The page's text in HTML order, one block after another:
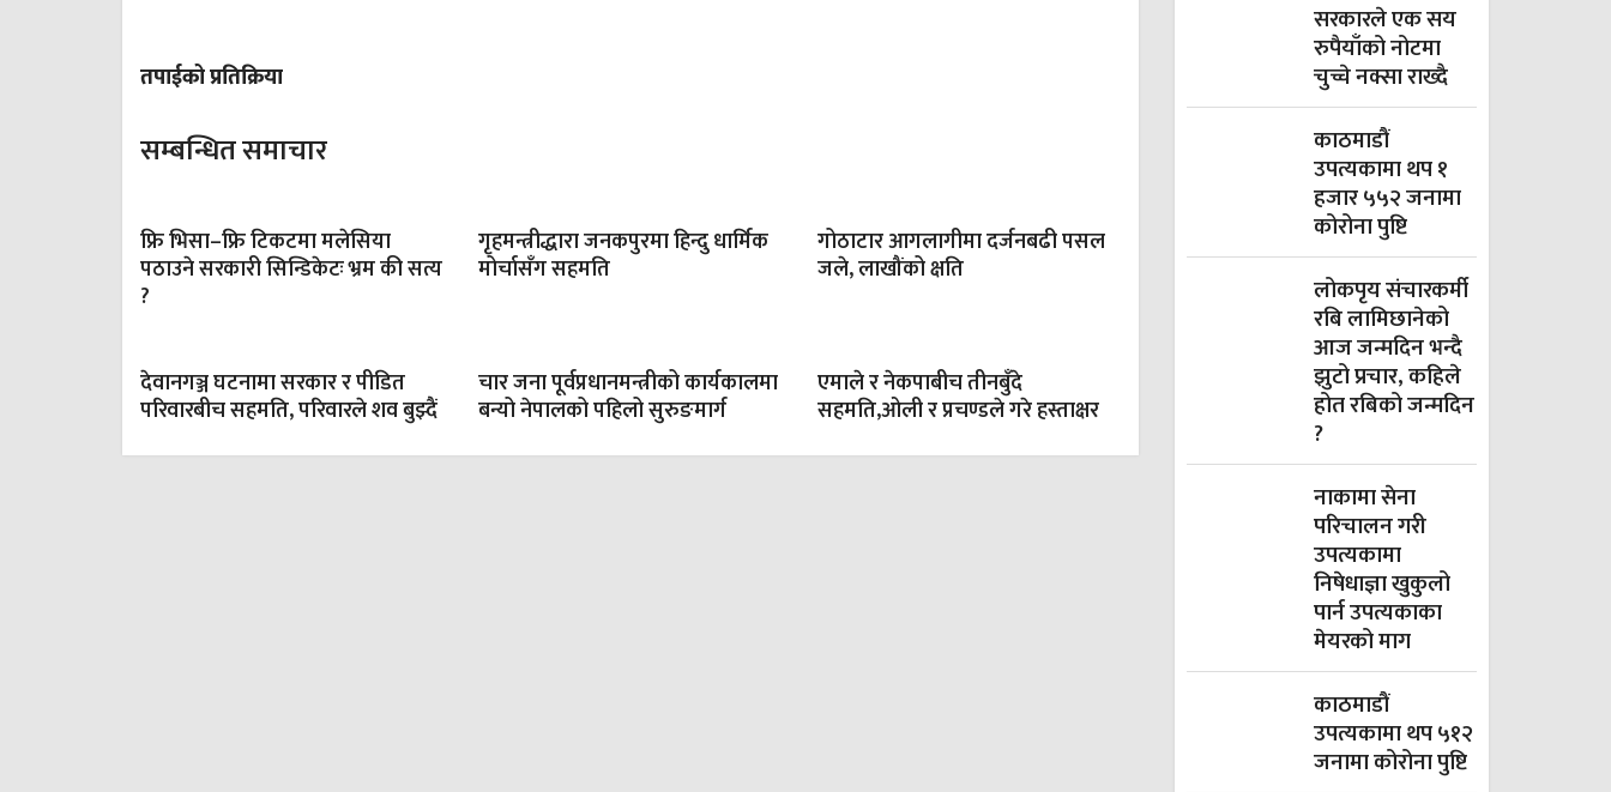
तपाईको प्रतिक्रिया
सम्बन्धित समाचार
फ्रि भिसा–फ्रि टिकटमा मलेसिया
पठाउने सरकारी सिन्डिकेटः भ्रम की सत्य
?
गृहमन्त्रीद्धारा जनकपुरमा हिन्दु धार्मिक
मोर्चासँग सहमति
गोठाटार आगलागीमा दर्जनबढी पसल
जले, लाखौंको क्षति
देवानगञ्ज घटनामा सरकार र पीडित
परिवारबीच सहमति, परिवारले शव बुझ्दैं
चार जना पूर्वप्रधानमन्त्रीको कार्यकालमा
बन्यो नेपालको पहिलो सुरुङमार्ग
एमाले र नेकपाबीच तीनबुँदे
सहमति,ओली र प्रचण्डले गरे हस्ताक्षर
सरकारले एक सय
रुपैयाँको नोटमा
चुच्चे नक्सा राख्दै
काठमाडौं
उपत्यकामा थप १
हजार ५५२ जनामा
कोरोना पुष्टि
लोकपृय संचारकर्मी
रबि लामिछानेको
आज जन्मदिन भन्दै
झुटो प्रचार, कहिले
होत रबिको जन्मदिन
?
नाकामा सेना
परिचालन गरी
उपत्यकामा
निषेधाज्ञा खुकुलो
पार्न उपत्यकाका
मेयरको माग
काठमाडौं
उपत्यकामा थप ५१२
जनामा कोरोना पुष्टि